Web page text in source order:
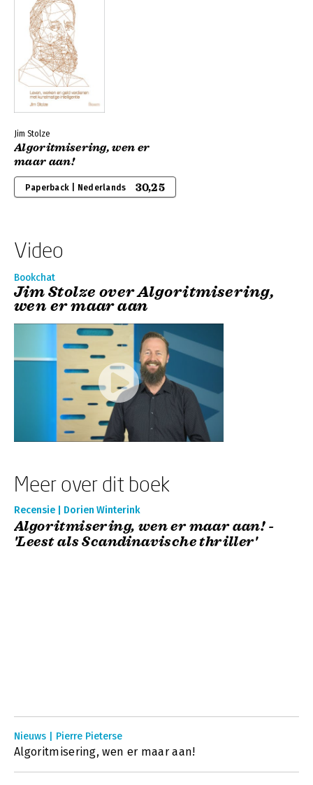
Jim Stolze
Algoritmisering, wen er
maar aan!
Paperback | Nederlands 30,25
Video
Bookchat
Jim Stolze over Algoritmisering,
wen er maar aan
Meer over dit boek
Recensie | Dorien Winterink
Algoritmisering, wen er maar aan! -
'Leest als Scandinavische thriller'
Nieuws | Pierre Pieterse
Algoritmisering, wen er maar aan!